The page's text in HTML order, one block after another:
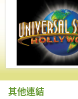
其他連結